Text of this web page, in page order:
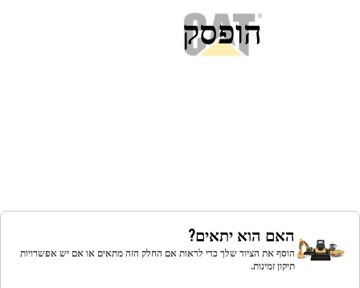
הופסק
האם הוא יתאים?
הוסף את הציוד שלך כדי לראות אם החלק הזה מתאים או אם יש אפשרויות
תיקון זמינות.